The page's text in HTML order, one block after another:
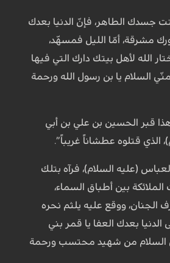
جسدك الطاهر، فإنّ الدنيا بعدك
مشرقة، أمّا الليل فمسهّد،
الله لأهل بيتك دارك التي فيها
السلام يا بن رسول الله ورحمة
قبر الحسين بن علي بن أبي
الذي قتلوه عطشاناً غريباً”.
(عليه السلام)، فرآه بتلك
بين أطباق السماء،
الجنان، ووقع عليه يلثم نحره
الدنيا بعدك العفا يا قمر بني
السلام من شهيد محتسب ورحمة